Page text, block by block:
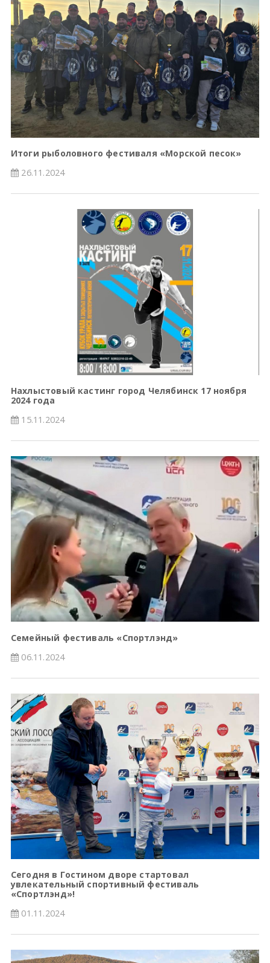
Итоги рыболовного фестиваля «Морской песок»
26.11.2024
Нахлыстовый кастинг город Челябинск 17 ноября
2024 года
15.11.2024
Семейный фестиваль «Спортлэнд»
06.11.2024
Сегодня в Гостином дворе стартовал
увлекательный спортивный фестиваль
«Спортлэнд»!
01.11.2024